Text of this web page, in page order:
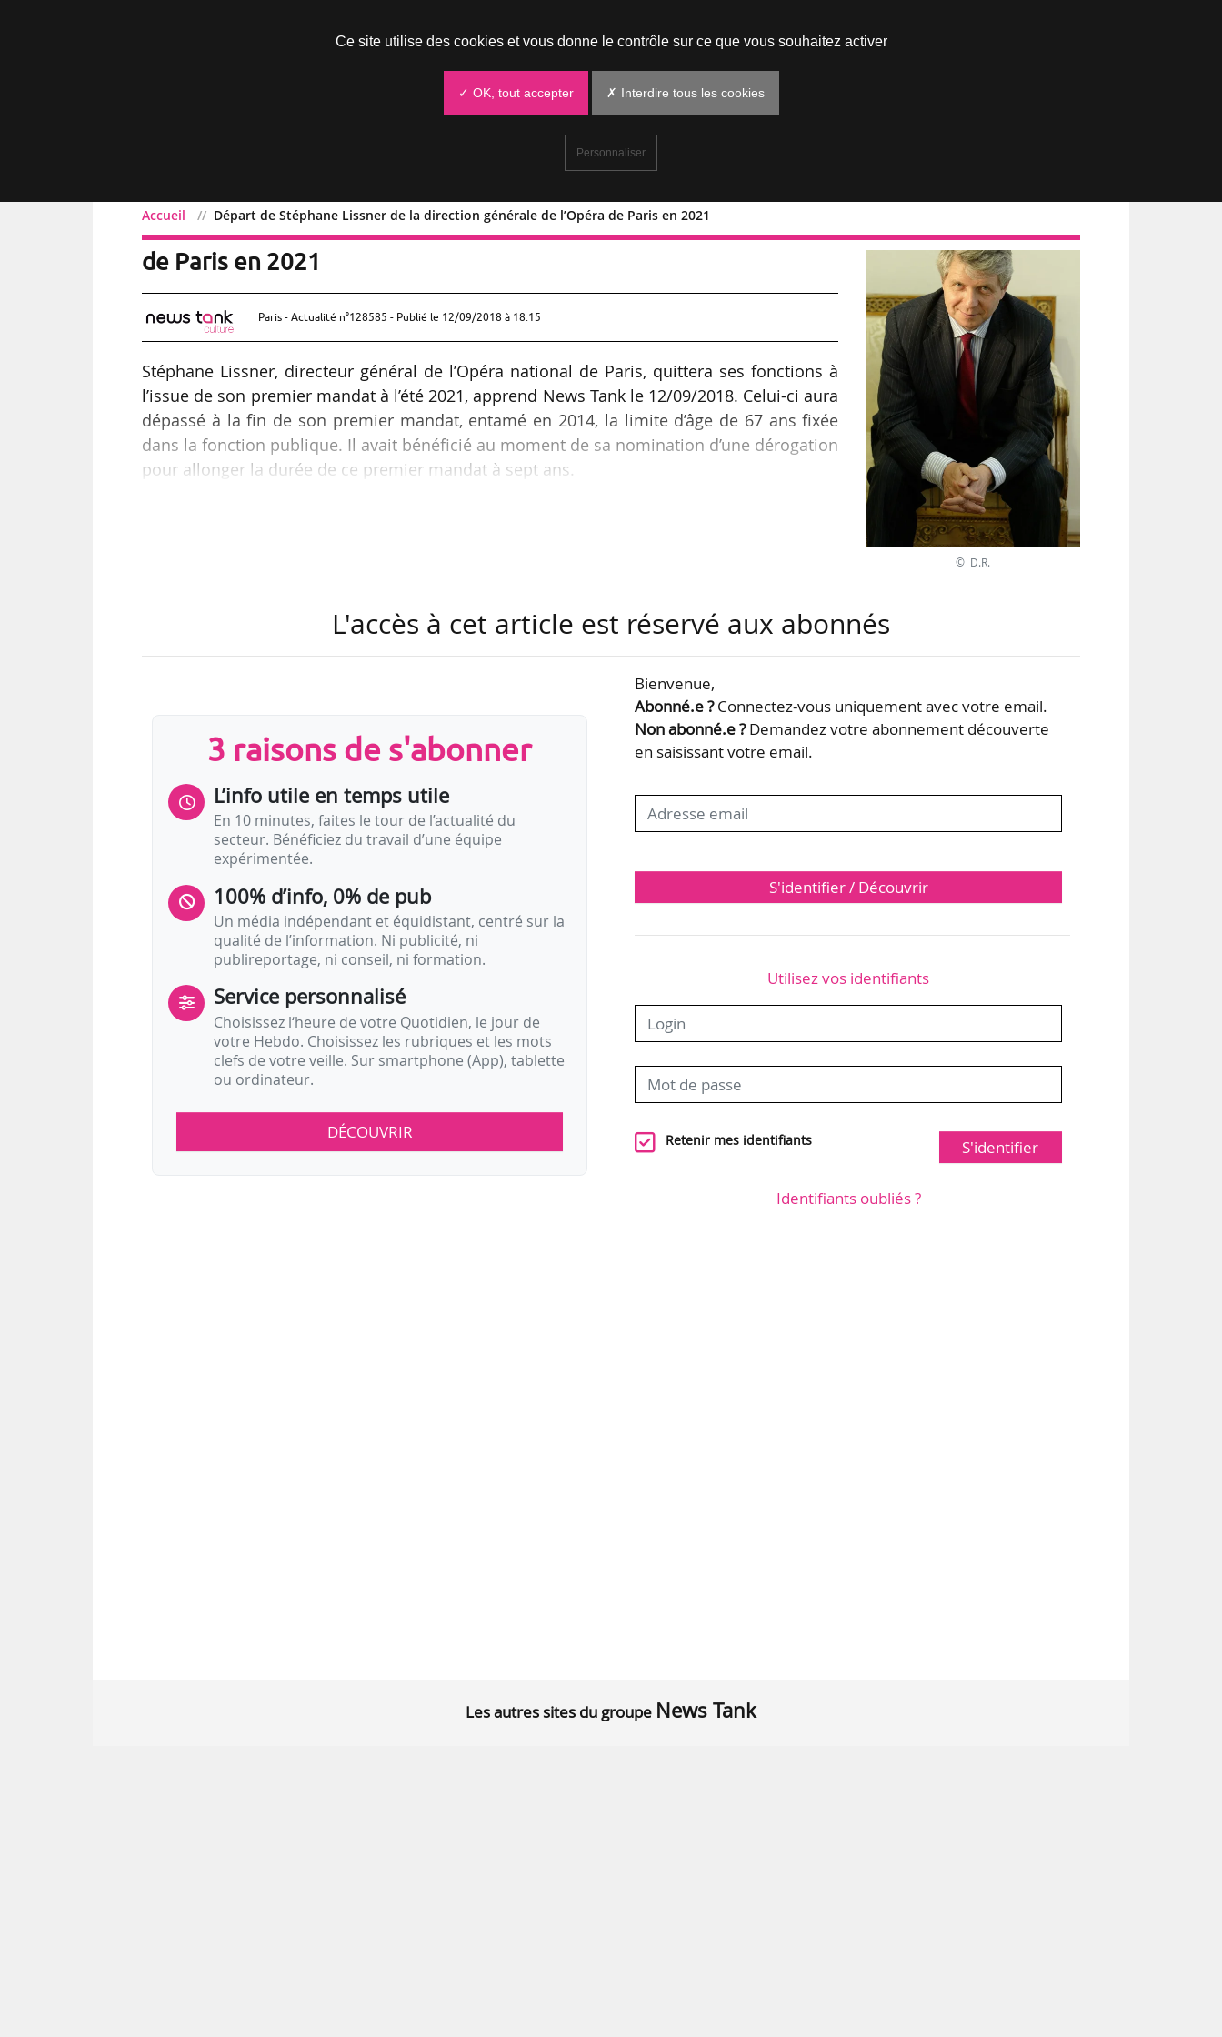
Accueil Départ de Stéphane Lissner de la direction générale de l’Opéra de Paris en 2021
Départ de Stéphane Lissner de la direction générale de l’Opéra
de Paris en 2021
Paris - Actualité n°128585 - Publié le 12/09/2018 à 18:15
Stéphane Lissner, directeur général de l’Opéra national de Paris, quittera ses fonctions à
l’issue de son premier mandat à l’été 2021, apprend News Tank le 12/09/2018. Celui-ci aura
dépassé à la fin de son premier mandat, entamé en 2014, la limite d’âge de 67 ans fixée
dans la fonction publique. Il avait bénéficié au moment de sa nomination d’une dérogation
pour allonger la durée de ce premier mandat à sept ans.
Stéphane Lissner, qui avait succédé à Nicolas Joël en août 2014 à la tête de l’ONP, a
© D.R.
L'accès à cet article est réservé aux abonnés
3 raisons de s'abonner
L’info utile en temps utile
En 10 minutes, faites le tour de l’actualité du
secteur. Bénéficiez du travail d’une équipe
expérimentée.
100% d’info, 0% de pub
Un média indépendant et équidistant, centré sur la
qualité de l’information. Ni publicité, ni
publireportage, ni conseil, ni formation.
Service personnalisé
Choisissez l‘heure de votre Quotidien, le jour de
votre Hebdo. Choisissez les rubriques et les mots
clefs de votre veille. Sur smartphone (App), tablette
ou ordinateur.
DÉCOUVRIR
Bienvenue,
Abonné.e ?Connectez-vous uniquement avec votre email.
Non abonné.e ?Demandez votre abonnement découverte
en saisissant votre email.
S'identifier / Découvrir
Utilisez vos identifiants
Retenir mes identifiants S'identifier
Identifiants oubliés ?
Les autres sites du groupe News Tank
Ce site utilise des cookies et vous donne le contrôle sur ce que vous souhaitez activer
✓ OK, tout accepter ✗ Interdire tous les cookies
Personnaliser